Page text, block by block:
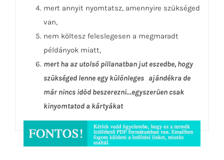
mert annyit nyomtatsz, amennyire szükséged
van,
nem költesz feleslegesen a megmaradt
példányok miatt,
mert ha az utolsó pillanatban jut eszedbe, hogy
szükséged lenne egy különleges ajándékra de
már nincs időd beszerezni…egyszerűen csak
kinyomtatod a kártyákat